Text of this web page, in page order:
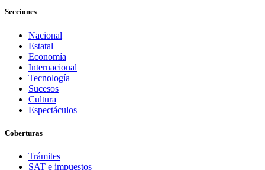
Secciones
Nacional
Estatal
Economía
Internacional
Tecnología
Sucesos
Cultura
Espectáculos
Coberturas
Trámites
SAT e impuestos